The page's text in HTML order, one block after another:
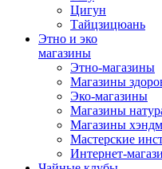
Цигун
Тайцзицюань
Этно и эко
магазины
Этно-магазины
Магазины
Эко-магазины
Магазины
Магазины
Мастерские
Интернет-